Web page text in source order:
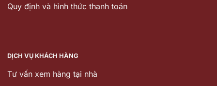
Quy định và hình thức thanh toán
DỊCH VỤ KHÁCH HÀNG
Tư vấn xem hàng tại nhà